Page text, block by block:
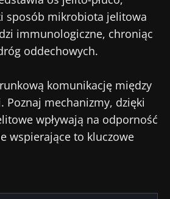
sposób mikrobiota jelitowa
immunologiczne, chroniąc
oddechowych.
komunikację między
Poznaj mechanizmy, dzięki
wpływają na odporność
wspierające to kluczowe